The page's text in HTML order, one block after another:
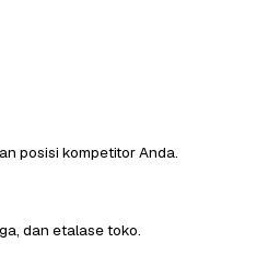
posisi kompetitor Anda.
dan etalase toko.